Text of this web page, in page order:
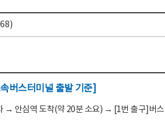
버스터미널 출발 기준]
→ 안심역 도착(약 20분 소요) → [1번 출구]버